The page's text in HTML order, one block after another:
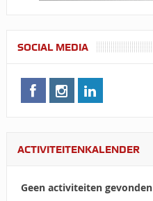
SOCIAL MEDIA
ACTIVITEITENKALENDER
Geen activiteiten gevonden